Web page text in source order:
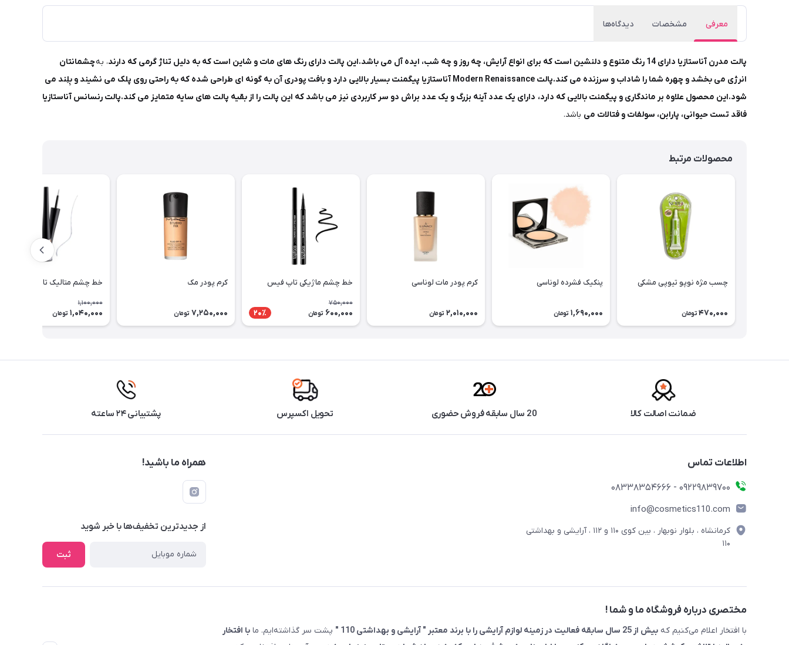
معرفی مشخصات دیدگاه‌ها
پالت مدرن آناستازیا دارای 14 رنگ متنوع و دلنشین است که برای انواع آرایش، چه روز و چه شب، ایده آل می باشد.این پالت دارای رنگ های مات و شاین است که به دلیل تناژ گرمی که دارند ، بهچشمانتان
انرژی می بخشد و چهره شما را شاداب و سرزنده می کند.پالت Modern Renaissance آناستازیا پیگمنت بسیار بالایی دارد و بافت پودری آن به گونه ای طراحی شده که به راحتی روی پلک می نشیند و بِلِند می
شود.این محصول علاوه بر ماندگاری و پیگمنت بالایی که دارد، دارای یک عدد آینه بزرگ و یک عدد براش دو سر کاربردی نیز می باشد که این پالت را از بقیه پالت های سایه متمایز می کند.پالت رنسانس آناستازیا
فاقد تست حیوانی، پارابن، سولفات و فتالات می باشد.
محصولات مرتبط
چسب مژه نوپو تیوپی مشکی
470,000 تومان
پنکیک فشرده لوناسی
1,690,000 تومان
کرم پودر مات لوناسی
2,010,000 تومان
خط چشم ماژیکی تاپ فیس
750,000
600,000 تومان 20٪
کرم پودر مک
7,250,000 تومان
خط چشم متالیک تاپ فیس
1,100,000
1,040,000 تومان
ضمانت اصالت کالا 20 سال سابقه فروش حضوری تحویل اکسپرس پشتیبانی ۲۴ ساعته
اطلاعات تماس
09229839700 - 08338354666
info@cosmetics110.com
کرمانشاه ، بلوار نوبهار ، بین کوی ۱۱۰ و ۱۱۲ ، آرایشی و بهداشتی
۱۱۰
همراه ما باشید!
از جدید‌ترین تخفیف‌ها با‌ خبر شوید
ثبت
مختصری درباره فروشگاه ما و شما !
با افتخار اعلام می‌کنیم که بیش از 25 سال سابقه فعالیت در زمینه لوازم آرایشی را با برند معتبر " آرایشی و بهداشتی 110 " پشت سر گذاشته‌ایم. ما با افتخار